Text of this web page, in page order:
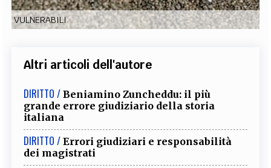
VULNERABILI
Altri articoli dell'autore
DIRITTO / Beniamino Zuncheddu: il più
grande errore giudiziario della storia
italiana
DIRITTO / Errori giudiziari e responsabilità
dei magistrati